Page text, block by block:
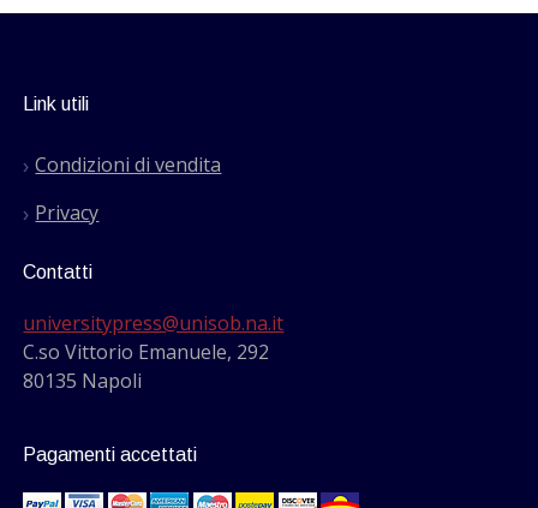
Link utili
Condizioni di vendita
Privacy
Contatti
universitypress@unisob.na.it
C.so Vittorio Emanuele, 292
80135 Napoli
Pagamenti accettati